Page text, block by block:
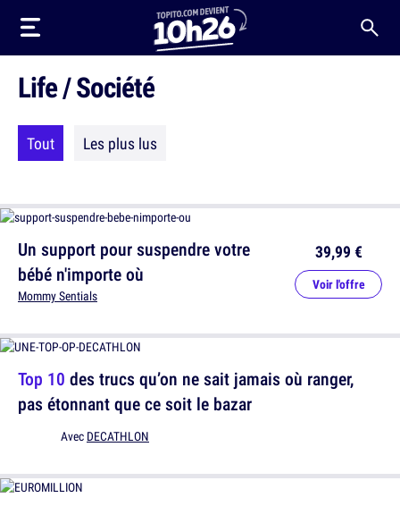
Life / Société
Tout Les plus lus
Un support pour suspendre votre
bébé n'importe où
Mommy Sentials
39,99 €
Voir l'offre
Top 10 des trucs qu’on ne sait jamais où ranger,
pas étonnant que ce soit le bazar
Avec DECATHLON